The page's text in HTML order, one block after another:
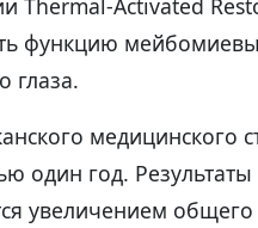
Thermal-Activated
функцию
глаза.
медицинского
один год.
увеличением общего